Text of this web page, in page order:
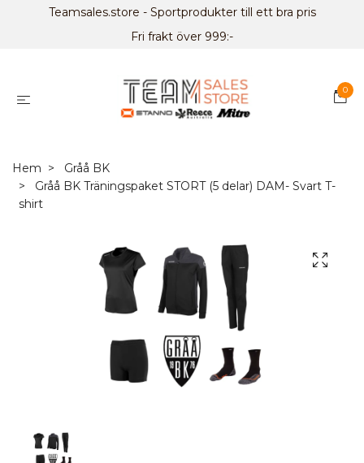
Teamsales.store - Sportprodukter till ett bra pris
Fri frakt över 999:-
0
Hem
Gråå BK
Gråå BK Träningspaket STORT (5 delar) DAM- Svart T-
shirt